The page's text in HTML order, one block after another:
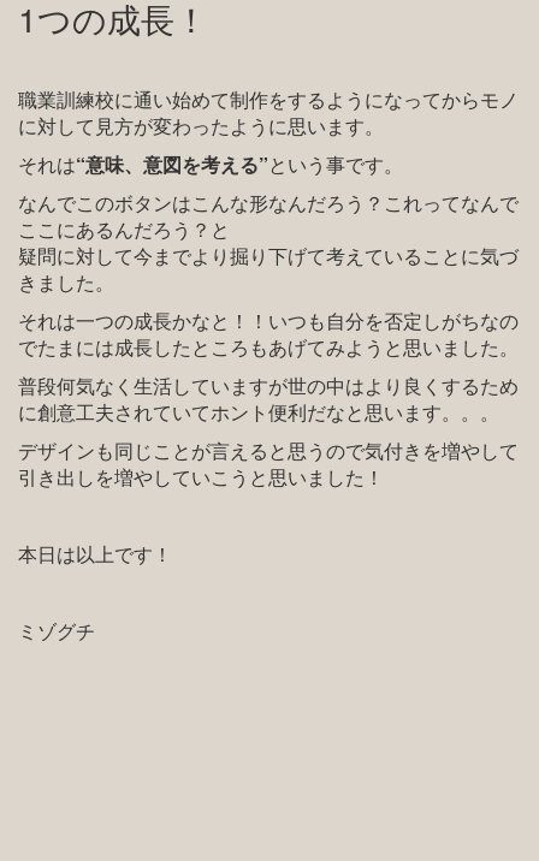
1つの成長！
職業訓練校に通い始めて制作をするようになってからモノ
に対して見方が変わったように思います。
それは“意味、意図を考える”という事です。
なんでこのボタンはこんな形なんだろう？これってなんで
ここにあるんだろう？と
疑問に対して今までより掘り下げて考えていることに気づ
きました。
それは一つの成長かなと！！いつも自分を否定しがちなの
でたまには成長したところもあげてみようと思いました。
普段何気なく生活していますが世の中はより良くするため
に創意工夫されていてホント便利だなと思います。。。
デザインも同じことが言えると思うので気付きを増やして
引き出しを増やしていこうと思いました！
本日は以上です！
ミゾグチ